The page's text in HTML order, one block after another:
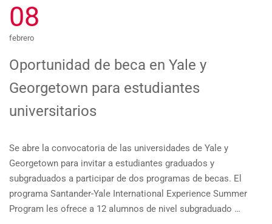
08
febrero
Oportunidad de beca en Yale y
Georgetown para estudiantes
universitarios
Se abre la convocatoria de las universidades de Yale y
Georgetown para invitar a estudiantes graduados y
subgraduados a participar de dos programas de becas. El
programa Santander-Yale International Experience Summer
Program les ofrece a 12 alumnos de nivel subgraduado …